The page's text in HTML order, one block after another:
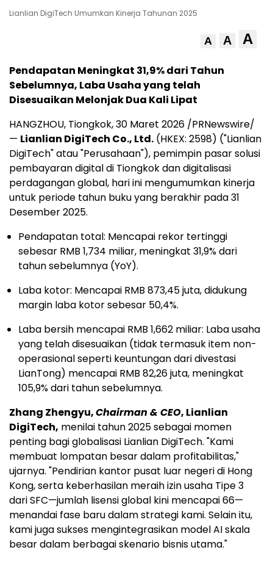
Lianlian DigiTech Umumkan Kinerja Tahunan 2025
A A A
Pendapatan Meningkat 31,9% dari Tahun
Sebelumnya, Laba Usaha yang telah
Disesuaikan Melonjak Dua Kali Lipat
HANGZHOU, Tiongkok,30 Maret 2026 /PRNewswire/
— Lianlian DigiTech Co., Ltd. (HKEX: 2598) ("Lianlian
DigiTech" atau "Perusahaan"), pemimpin pasar solusi
pembayaran digital di Tiongkok dan digitalisasi
perdagangan global, hari ini mengumumkan kinerja
untuk periode tahun buku yang berakhir pada 31
Desember 2025.
Pendapatan total: Mencapai rekor tertinggi
sebesar RMB 1,734 miliar, meningkat 31,9% dari
tahun sebelumnya (YoY).
Laba kotor: Mencapai RMB 873,45 juta, didukung
margin laba kotor sebesar 50,4%.
Laba bersih mencapai RMB 1,662 miliar: Laba usaha
yang telah disesuaikan (tidak termasuk item non-
operasional seperti keuntungan dari divestasi
LianTong) mencapai RMB 82,26 juta, meningkat
105,9% dari tahun sebelumnya.
Zhang Zhengyu,Chairman & CEO, Lianlian
DigiTech, menilai tahun 2025 sebagai momen
penting bagi globalisasi Lianlian DigiTech. "Kami
membuat lompatan besar dalam profitabilitas,"
ujarnya. "Pendirian kantor pusat luar negeri di Hong
Kong, serta keberhasilan meraih izin usaha Tipe 3
dari SFC—jumlah lisensi global kini mencapai 66—
menandai fase baru dalam strategi kami. Selain itu,
kami juga sukses mengintegrasikan model AI skala
besar dalam berbagai skenario bisnis utama."